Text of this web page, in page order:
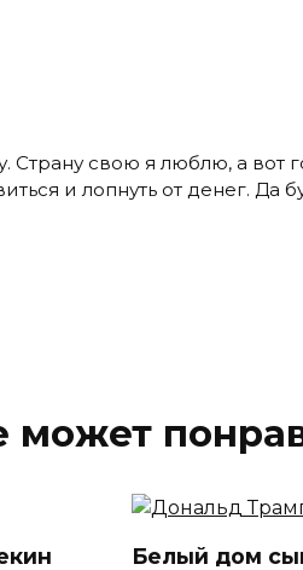
свою я люблю, а вот
и лопнуть от денег.
может
Белый дом